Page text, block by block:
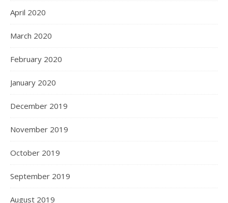
April 2020
March 2020
February 2020
January 2020
December 2019
November 2019
October 2019
September 2019
August 2019